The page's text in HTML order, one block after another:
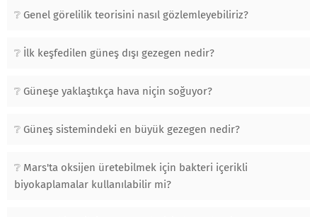
Genel görelilik teorisini nasıl gözlemleyebiliriz?
İlk keşfedilen güneş dışı gezegen nedir?
Güneşe yaklaştıkça hava niçin soğuyor?
Güneş sistemindeki en büyük gezegen nedir?
Mars'ta oksijen üretebilmek için bakteri içerikli
biyokaplamalar kullanılabilir mi?